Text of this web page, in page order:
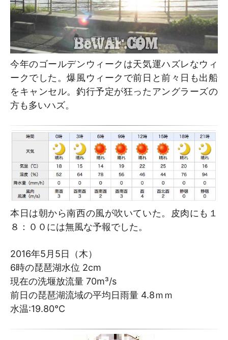
今年のゴールデンウィークは天気運ハズレなウィ
ークでした。爆風ウィークで前日と前々日も出船
をキャンセル。釣行予定が狂ったアングラーズの
方も多いハズ。
本日は朝から南西の風が吹いていた。皮肉にも１
８：００には無風な予報でした。
2016年5月5日（木）
6時の琵琶湖水位 2cm
現在の洗堰放流量 70m³/s
前日の琵琶湖流域の平均日雨量 4.8ｍｍ
水温:19.80℃